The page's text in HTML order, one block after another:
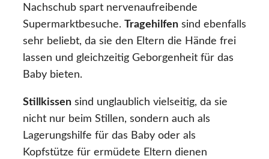
Nachschub spart nervenaufreibende
Supermarktbesuche.
Tragehilfen sind ebenfalls
sehr beliebt, da sie den Eltern die Hände frei
lassen und gleichzeitig Geborgenheit für das
Baby bieten.
Stillkissen sind unglaublich vielseitig, da sie
nicht nur beim Stillen, sondern auch als
Lagerungshilfe für das Baby oder als
Kopfstütze für ermüdete Eltern dienen